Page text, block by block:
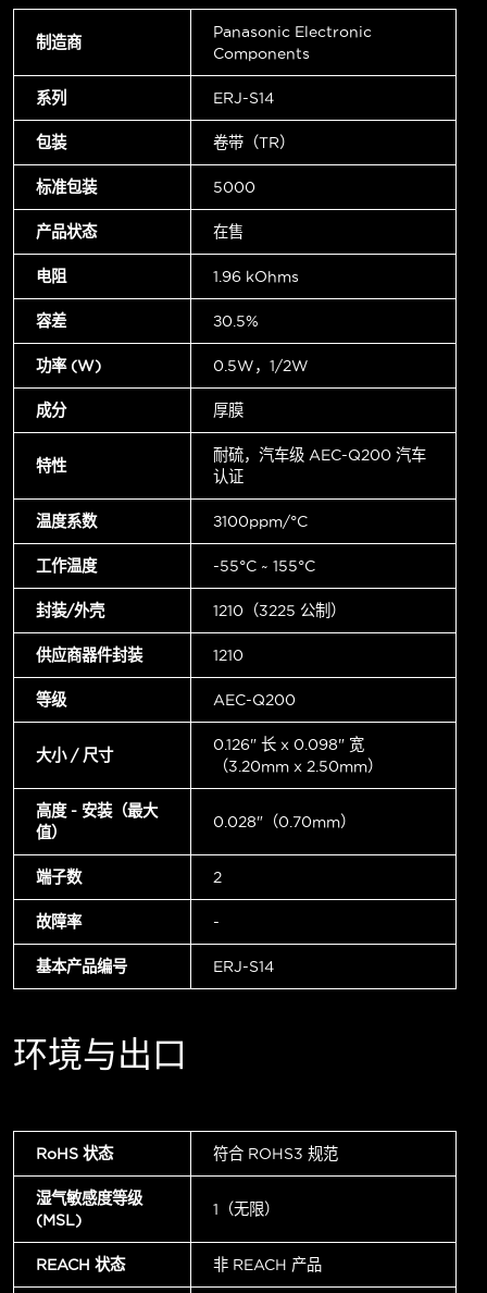
制造商
Panasonic Electronic
Components
系列 ERJ-S14
包装 卷带（TR）
标准包装 5000
产品状态 在售
电阻 1.96 kOhms
容差 ±0.5%
功率 (W) 0.5W，1/2W
成分 厚膜
特性
耐硫，汽车级 AEC-Q200 汽车
认证
温度系数 ±100ppm/°C
工作温度 -55°C ~ 155°C
封装/外壳 1210（3225 公制）
供应商器件封装 1210
等级 AEC-Q200
大小 / 尺寸
0.126" 长 x 0.098" 宽
（3.20mm x 2.50mm）
高度 - 安装（最大
值）
0.028"（0.70mm）
端子数 2
故障率 -
基本产品编号 ERJ-S14
环境与出口
RoHS 状态 符合 ROHS3 规范
湿气敏感度等级
(MSL)
1（无限）
REACH 状态 非 REACH 产品